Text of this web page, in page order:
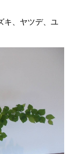
キ、ヤツデ、ユ